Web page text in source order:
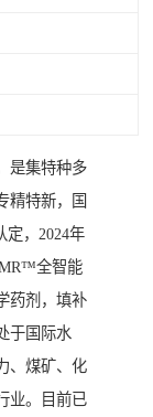
是集特种多
精特新，国
定，2024年
全智能
药剂，填补
于国际水
、煤矿、化
业。目前已